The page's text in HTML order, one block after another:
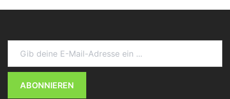
Gib deine E-Mail-Adresse ein ...
ABONNIEREN